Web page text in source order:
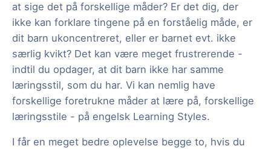
at sige det på forskellige måder? Er det dig, der
ikke kan forklare tingene på en forståelig måde, er
dit barn ukoncentreret, eller er barnet evt. ikke
særlig kvikt? Det kan være meget frustrerende -
indtil du opdager, at dit barn ikke har samme
læringsstil, som du har. Vi kan nemlig have
forskellige foretrukne måder at lære på, forskellige
læringsstile - på engelsk Learning Styles.
I får en meget bedre oplevelse begge to, hvis du